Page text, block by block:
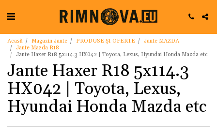
Acasă Magazin Jante PRODUSE ȘI OFERTE
Jante MAZDA
Jante Mazda R18
Jante Haxer R18 5x114.3 HX042 | Toyota, Lexus, Hyundai Honda Mazda etc
Jante Haxer R18 5x114.3
HX042 | Toyota, Lexus,
Hyundai Honda Mazda etc